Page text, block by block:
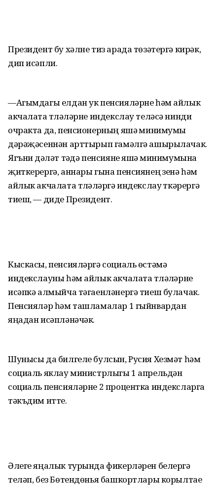
Президент бу хәлне тиз арада төзәтергә кирәк,
дип исәпли.
—Агымдагы елдан ук пенсияләрне һәм айлык
акчалата түләүләрне индекслау теләсә нинди
очракта да, пенсионерның яшәү минимумы
дәрәҗәсеннән арттырып гамәлгә ашырылачак.
Ягъни дәүләт тәүдә пенсияне яшәү минимумына
җиткерергә, аннары гына пенсиянең үзенә һәм
айлык акчалата түләүләргә индекслау үткәрергә
тиеш, — диде Президент.
Кыскасы, пенсияләргә социаль өстәмә
индекслауны һәм айлык акчалата түләүләрне
исәпкә алмыйча тәгаенләнергә тиеш булачак.
Пенсияләр һәм ташламалар 1 гыйнвардан
яңадан исәпләнәчәк.
Шунысы да билгеле булсын, Русия Хезмәт һәм
социаль яклау министрлыгы 1 апрельдән
социаль пенсияләрне 2 процентка индексларга
тәкъдим итте.
Әлеге яңалык турында фикерләрен белергә
теләп, без Бөтендөнья башкортлары корылтае